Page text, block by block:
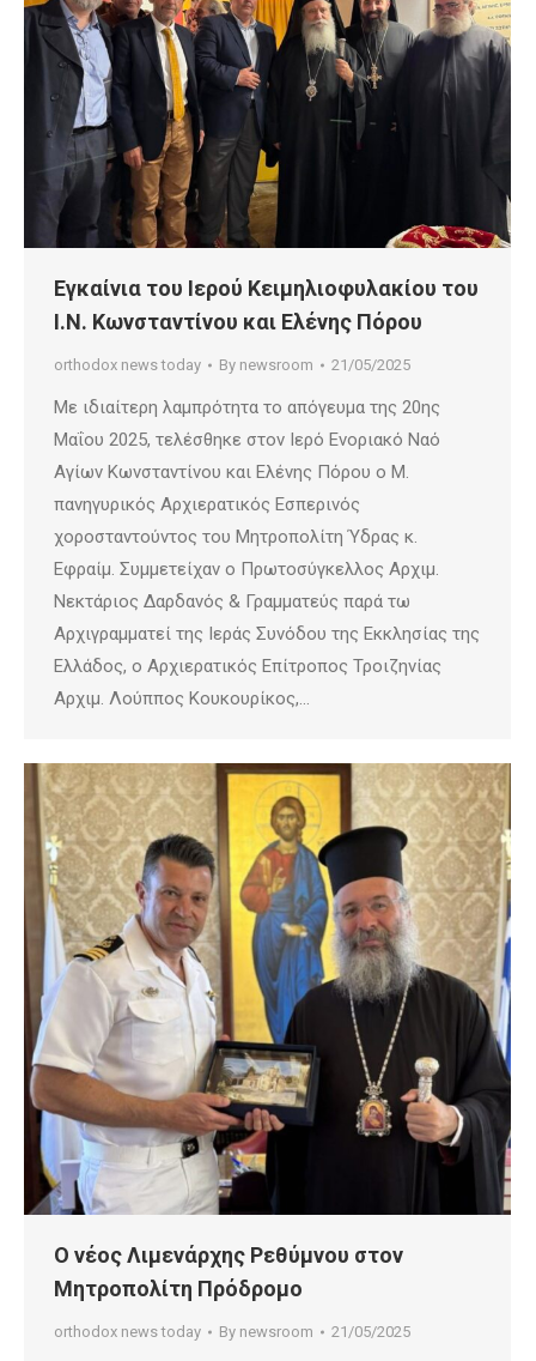
Εγκαίνια του Ιερού Κειμηλιοφυλακίου του
Ι.Ν. Κωνσταντίνου και Ελένης Πόρου
orthodox news today By newsroom 21/05/2025
Με ιδιαίτερη λαμπρότητα το απόγευμα της 20ης
Μαΐου 2025, τελέσθηκε στον Ιερό Ενοριακό Ναό
Αγίων Κωνσταντίνου και Ελένης Πόρου ο Μ.
πανηγυρικός Αρχιερατικός Εσπερινός
χοροσταντούντος του Μητροπολίτη Ύδρας κ.
Εφραίμ. Συμμετείχαν ο Πρωτοσύγκελλος Αρχιμ.
Νεκτάριος Δαρδανός & Γραμματεύς παρά τω
Αρχιγραμματεί της Ιεράς Συνόδου της Εκκλησίας της
Ελλάδος, ο Αρχιερατικός Επίτροπος Τροιζηνίας
Αρχιμ. Λούππος Κουκουρίκος,…
Ο νέος Λιμενάρχης Ρεθύμνου στον
Μητροπολίτη Πρόδρομο
orthodox news today By newsroom 21/05/2025